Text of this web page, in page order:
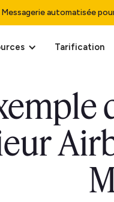
Messagerie automatisée
Tarification